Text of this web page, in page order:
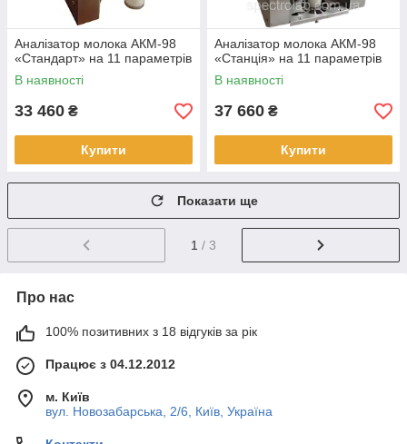
Аналізатор молока АКМ-98
«Стандарт» на 11 параметрів
В наявності
33 460 ₴
Купити
Аналізатор молока АКМ-98
«Cтанція» на 11 параметрів
В наявності
37 660 ₴
Купити
Показати ще
1 / 3
Про нас
100% позитивних з 18 відгуків за рік
Працює з 04.12.2012
м. Київ
вул. Новозабарська, 2/6, Київ, Україна